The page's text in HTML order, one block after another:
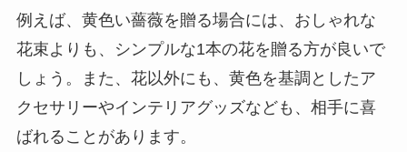
例えば、黄色い薔薇を贈る場合には、おしゃれな
花束よりも、シンプルな1本の花を贈る方が良いで
しょう。また、花以外にも、黄色を基調としたア
クセサリーやインテリアグッズなども、相手に喜
ばれることがあります。